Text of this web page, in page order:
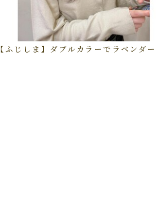
【ふじしま】ダブルカラーでラベンダー